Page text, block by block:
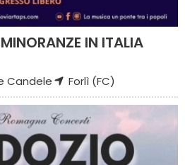
IN ITALIA
Candele
Forlì (FC)